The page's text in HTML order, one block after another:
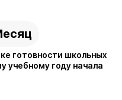
готовности школьных
учебному году начала